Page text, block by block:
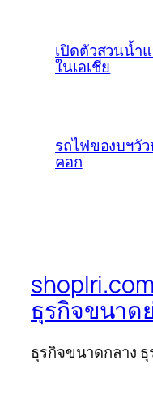
เปิดตัวสวนน้ำ
ในเอเชีย
รถไฟของบฯวั
คอก
ธุรกิจขนาด
ธุรกิจขนาดกลาง